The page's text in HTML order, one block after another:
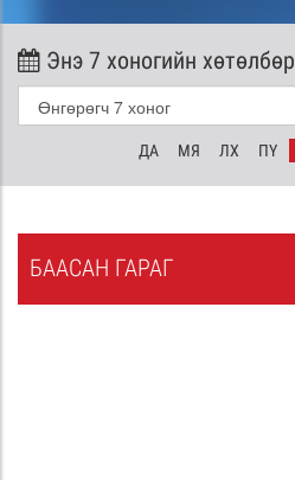
Энэ 7 хоногийн хөтөлбөр
ДА МЯ ЛХ ПҮ
БААСАН ГАРАГ